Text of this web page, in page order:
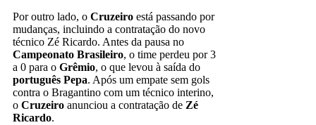
Por outro lado, o Cruzeiro está passando por
mudanças, incluindo a contratação do novo
técnico Zé Ricardo. Antes da pausa no
Campeonato Brasileiro, o time perdeu por 3
a 0 para o Grêmio, o que levou à saída do
português Pepa. Após um empate sem gols
contra o Bragantino com um técnico interino,
o Cruzeiro anunciou a contratação de Zé
Ricardo.